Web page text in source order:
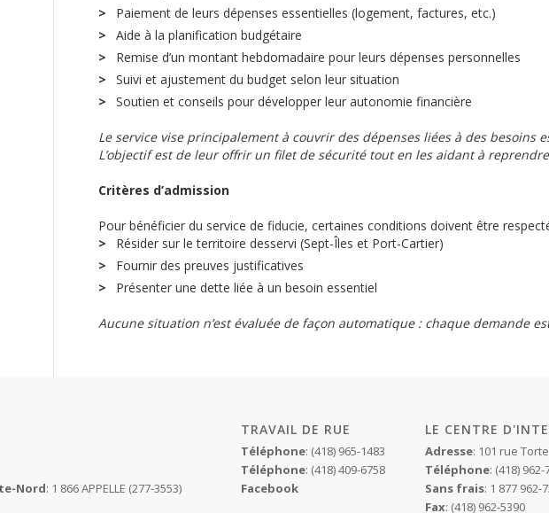
Paiement de leurs dépenses essentielles (logement, factures, etc.)
Aide à la planification budgétaire
Remise d’un montant hebdomadaire pour leurs dépenses personnelles
Suivi et ajustement du budget selon leur situation
Soutien et conseils pour développer leur autonomie financière
Le service vise principalement à couvrir des dépenses liées à des besoins
L’objectif est de leur offrir un filet de sécurité tout en les aidant à
Critères d’admission
Pour bénéficier du service de fiducie, certaines conditions doivent être
Résider sur le territoire desservi (Sept-Îles et Port-Cartier)
Fournir des preuves justificatives
Présenter une dette liée à un besoin essentiel
Aucune situation n’est évaluée de façon automatique : chaque demande
Nord: 1 866 APPELLE (277-3553)
TRAVAIL DE RUE
Téléphone: (418) 965-1483
Téléphone: (418) 409-6758
Facebook
LE CENTRE
Adresse: 101 rue
Téléphone: (418) 962-
Sans frais: 1 877 962-
Fax: (418) 962-5390